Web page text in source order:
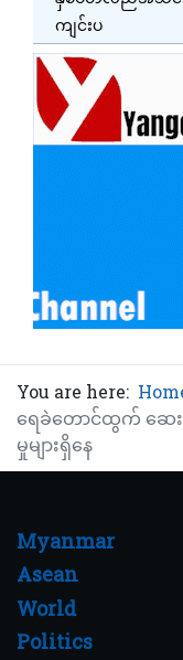
ကျင်းပ
You are here:
ရေခဲတောင်ထွက် ဆေး
မှုများရှိနေ
Myanmar
Asean
World
Politics